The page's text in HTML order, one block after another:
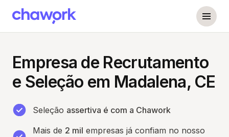
Empresa de Recrutamento
e Seleção em Madalena, CE
Seleção assertiva é com a Chawork
Mais de 2 mil empresas já confiam no nosso